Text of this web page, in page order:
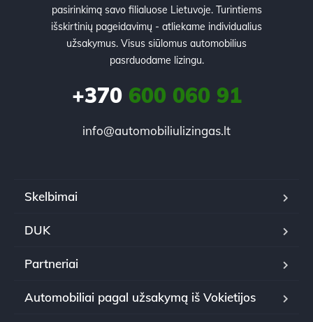
pasirinkimą savo filialuose Lietuvoje. Turintiems
išskirtinių pageidavimų - atliekame individualius
užsakymus. Visus siūlomus automobilius
pasrduodame lizingu.
+370600 060 91
info@automobiliulizingas.lt
Skelbimai
DUK
Partneriai
Automobiliai pagal užsakymą iš Vokietijos